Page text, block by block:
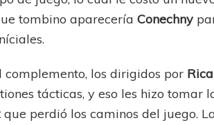
tombino apareceríaConechny
complemento, los dirigidos por
tácticas, y eso les hizo
que perdió los caminos del juego.